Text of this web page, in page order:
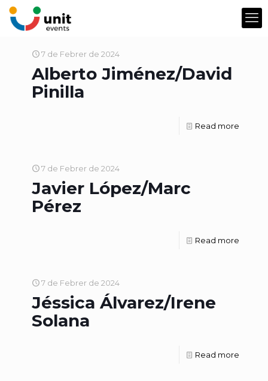
7 de Febrer de 2024
Alberto Jiménez/David
Pinilla
Read more
7 de Febrer de 2024
Javier López/Marc
Pérez
Read more
7 de Febrer de 2024
Jéssica Álvarez/Irene
Solana
Read more